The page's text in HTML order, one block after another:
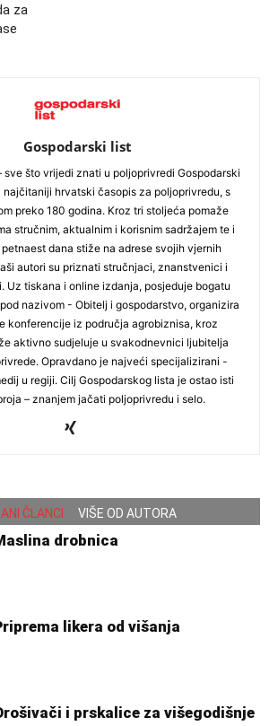
za
Gospodarski list
sve što vrijedi znati u poljoprivredi Gospodarski
najčitaniji hrvatski časopis za poljoprivredu, s
preko 180 godina. Kroz tri stoljeća pomaže
stručnim, aktualnim i korisnim sadržajem te i
dana stiže na adrese svojih vjernih
autori su priznati stručnjaci, znanstvenici i
Uz tiskana i online izdanja, posjeduje bogatu
nazivom - Obitelj i gospodarstvo, organizira
konferencije iz područja agrobiznisa, kroz
aktivno sudjeluje u svakodnevnici ljubitelja
Opravdano je najveći specijalizirani -
u regiji. Cilj Gospodarskog lista je ostao isti
– znanjem jačati poljoprivredu i selo.
ČLANCI VIŠE OD AUTORA
drobnica
likera od višanja
i prskalice za višegodišnje